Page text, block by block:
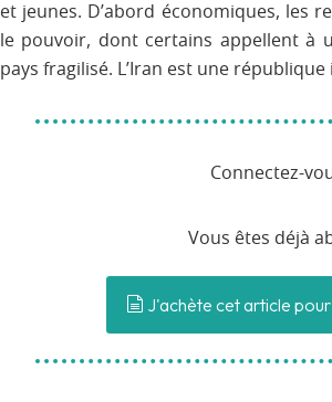
et jeunes. D’abord économiques, les
le pouvoir, dont certains appellent à
pays fragilisé. L’Iran est une république
Connectez-
Vous êtes déjà
J'achète cet article